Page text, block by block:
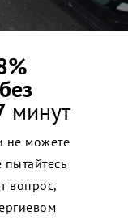
без
минут
не можете
вопрос,